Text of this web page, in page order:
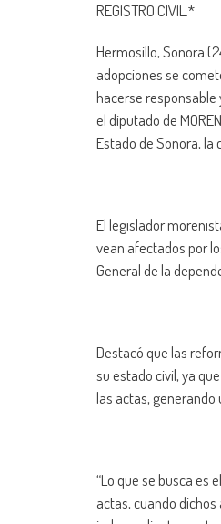
REGISTRO CIVIL.*
Hermosillo, Sonora
adopciones se
hacerse responsable
el diputado de
Estado de Sonora, la
El legislador
vean afectados por
General de la
Destacó que las
su estado civil, ya
las actas, generando
“Lo que se busca es
actas, cuando